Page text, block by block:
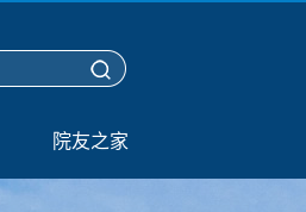
院友之家